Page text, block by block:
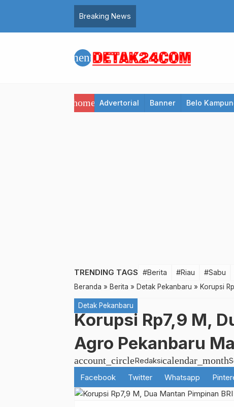
Breaking News
menu
home Advertorial Banner Belo
TRENDING TAGS #Berita #Riau #Sabu
Beranda » Berita » Detak Pekanbaru » Korupsi
Detak Pekanbaru
Korupsi Rp7,9 M,
Agro Pekanbaru
account_circleRedaksicalendar_month
Facebook
Twitter Whatsapp